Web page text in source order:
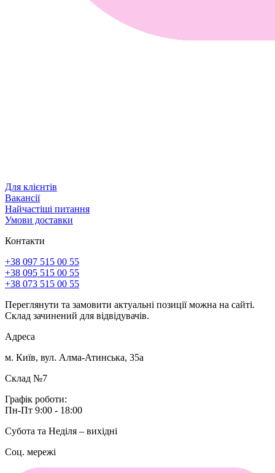
Для клієнтів
Вакансії
Найчастіші питання
Умови доставки
Контакти
+38 097 515 00 55
+38 095 515 00 55
+38 073 515 00 55
Переглянути та замовити актуальні позиції можна на сайті.
Склад зачинений для відвідувачів.
Адреса
м. Київ, вул. Алма-Атинська, 35а
Склад №7
Графік роботи:
Пн-Пт 9:00 - 18:00
Субота та Неділя – вихідні
Соц. мережі